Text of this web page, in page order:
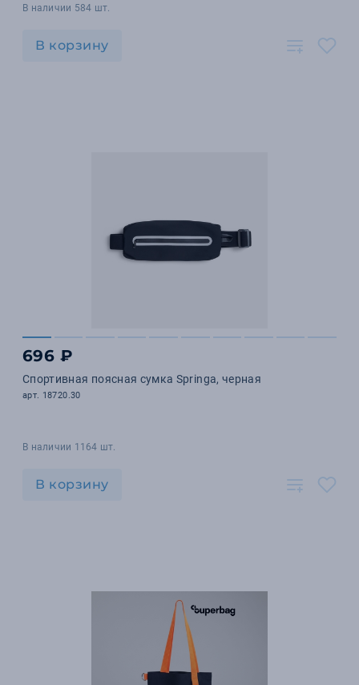
В наличии 584 шт.
В корзину
696 ₽
Спортивная поясная сумка Springa, черная
арт. 18720.30
В наличии 1164 шт.
В корзину